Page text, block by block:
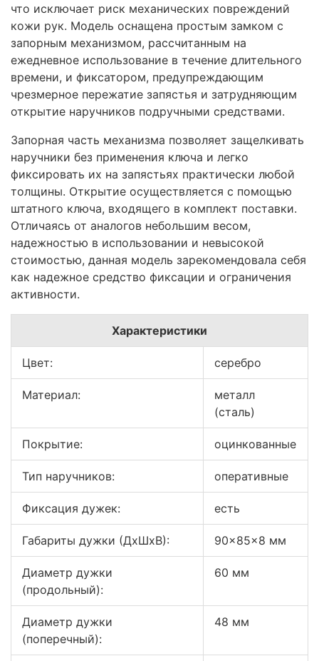
что исключает риск механических повреждений
кожи рук. Модель оснащена простым замком с
запорным механизмом, рассчитанным на
ежедневное использование в течение длительного
времени, и фиксатором, предупреждающим
чрезмерное пережатие запястья и затрудняющим
открытие наручников подручными средствами.
Запорная часть механизма позволяет защелкивать
наручники без применения ключа и легко
фиксировать их на запястьях практически любой
толщины. Открытие осуществляется с помощью
штатного ключа, входящего в комплект поставки.
Отличаясь от аналогов небольшим весом,
надежностью в использовании и невысокой
стоимостью, данная модель зарекомендовала себя
как надежное средство фиксации и ограничения
активности.
Характеристики
Цвет: серебро
Материал:
металл
(сталь)
Покрытие: оцинкованные
Тип наручников: оперативные
Фиксация дужек: есть
Габариты дужки (ДхШхВ): 90×85×8 мм
Диаметр дужки
(продольный):
60 мм
Диаметр дужки
(поперечный):
48 мм